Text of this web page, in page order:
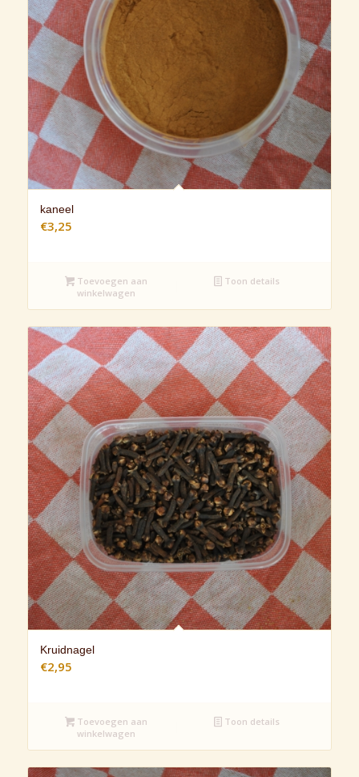
kaneel
€3,25
Toevoegen aan
winkelwagen
Toon details
Kruidnagel
€2,95
Toevoegen aan
winkelwagen
Toon details